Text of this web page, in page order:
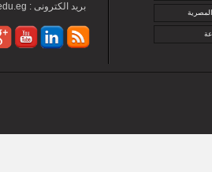
fagr@zu.edu.eg : بريد الكترونى